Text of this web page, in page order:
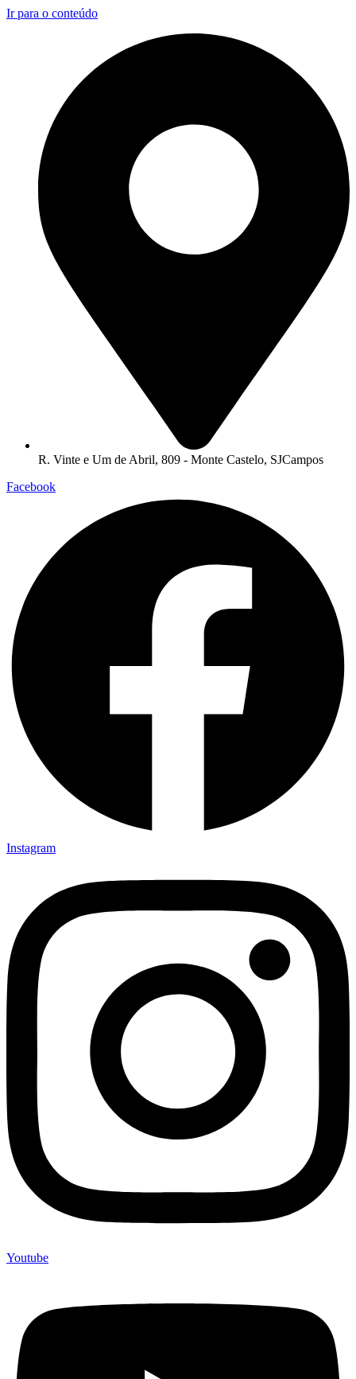
Ir para o conteúdo
R. Vinte e Um de Abril, 809 - Monte Castelo, SJCampos
Facebook
Instagram
Youtube